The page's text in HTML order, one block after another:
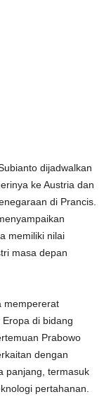
dijadwalkan
ke Austria dan
di Prancis.
memiliki nilai
masa depan
mempererat
di bidang
Prabowo
dengan
panjang, termasuk
pertahanan.